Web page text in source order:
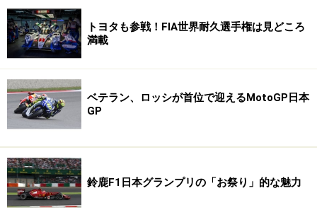
トヨタも参戦！FIA世界耐久選手権は見どころ
満載
ベテラン、ロッシが首位で迎えるMotoGP日本
GP
鈴鹿F1日本グランプリの「お祭り」的な魅力